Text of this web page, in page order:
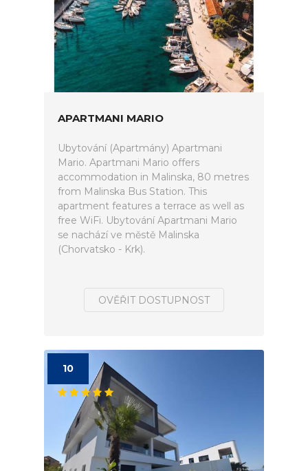
APARTMANI MARIO
Ubytování (Apartmány) Apartmani
Mario. Apartmani Mario offers
accommodation in Malinska, 80 metres
from Malinska Bus Station. This
apartment features a terrace as well as
free WiFi. Ubytování Apartmani Mario
se nachází ve městě Malinska
(Chorvatsko - Krk).
OVĚŘIT DOSTUPNOST
10